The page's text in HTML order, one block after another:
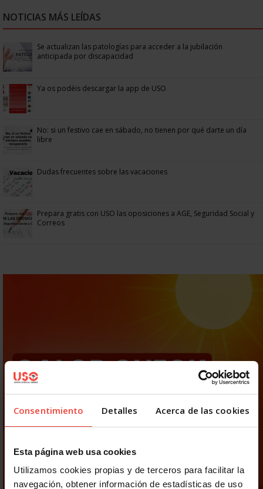
Consentimiento Detalles Acerca de las cookies
Esta página web usa cookies
Utilizamos cookies propias y de terceros para facilitar la
navegación, obtener información de estadísticas de uso
NOTICIAS MÁS LEÍDAS
Se actualizan las patologías para acceder a la jubilación
anticipada por discapacidad
Ya os podéis descargar la app de USO
No: si un festivo cae en sábado, no tienen por qué darte un día
libre
Dudas frecuentes sobre las vacaciones
Prepara gratis con USO las oposiciones a AGE, Seguridad Social y
Correos